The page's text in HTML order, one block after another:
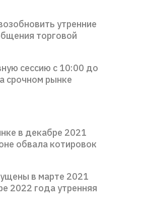
утренние
торговой
сессию с 10:00 до
срочном рынке
в декабре 2021
обвала котировок
в марте 2021
2022 года утренняя